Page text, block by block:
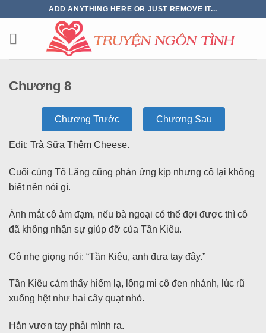
ADD ANYTHING HERE OR JUST REMOVE IT...
Chương 8
Chương Trước Chương Sau
Edit: Trà Sữa Thêm Cheese.
Cuối cùng Tô Lăng cũng phản ứng kịp nhưng cô lại không
biết nên nói gì.
Ánh mắt cô ảm đạm, nếu bà ngoại có thể đợi được thì cô
đã không nhận sự giúp đỡ của Tần Kiêu.
Cô nhẹ giọng nói: “Tần Kiêu, anh đưa tay đây.”
Tần Kiêu cảm thấy hiếm lạ, lông mi cô đen nhánh, lúc rũ
xuống hệt như hai cây quạt nhỏ.
Hắn vươn tay phải mình ra.